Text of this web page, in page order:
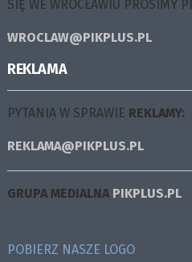
SIĘ WE WROCŁAWIU PROSIMY
WROCLAW@PIKPLUS.PL
REKLAMA
PYTANIA W SPRAWIE REKLAMY:
REKLAMA@PIKPLUS.PL
GRUPA MEDIALNA PIKPLUS.PL
POBIERZ NASZE LOGO